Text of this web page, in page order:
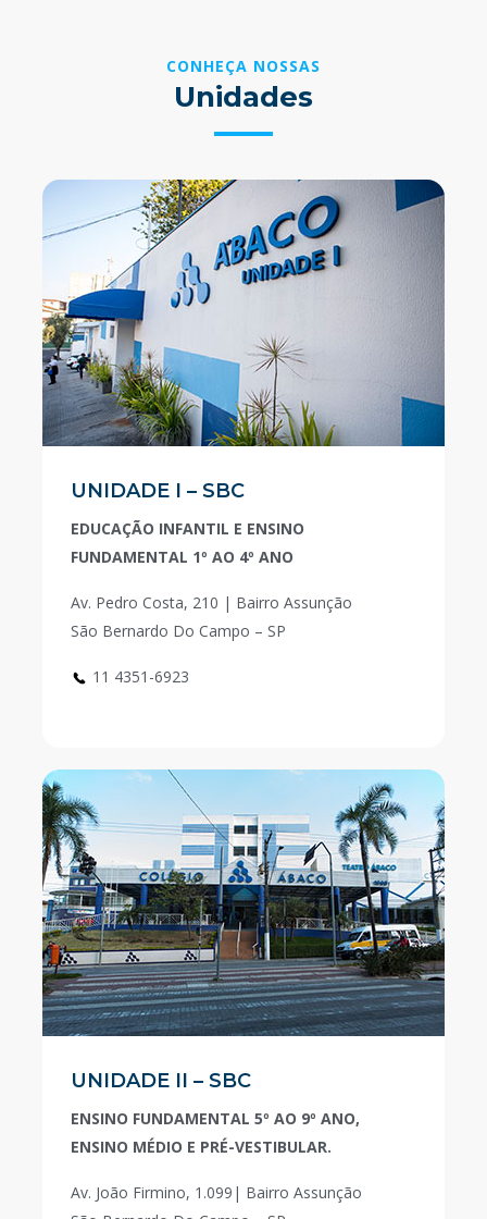
CONHEÇA NOSSAS
Unidades
UNIDADE I – SBC
EDUCAÇÃO INFANTIL E ENSINO
FUNDAMENTAL 1º AO 4º ANO
Av. Pedro Costa, 210 | Bairro Assunção
São Bernardo Do Campo – SP
11 4351-6923
UNIDADE II – SBC
ENSINO FUNDAMENTAL 5º AO 9º ANO,
ENSINO MÉDIO E PRÉ-VESTIBULAR.
Av. João Firmino, 1.099| Bairro Assunção